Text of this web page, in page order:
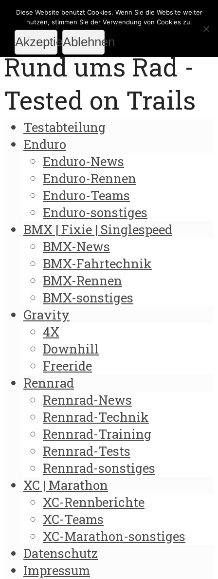
Rund ums Rad -
Tested on Trails
Testabteilung
Enduro
Enduro-News
Enduro-Rennen
Enduro-Teams
Enduro-sonstiges
BMX | Fixie | Singlespeed
BMX-News
BMX-Fahrtechnik
BMX-Rennen
BMX-sonstiges
Gravity
4X
Downhill
Freeride
Rennrad
Rennrad-News
Rennrad-Technik
Rennrad-Training
Rennrad-Tests
Rennrad-sonstiges
XC | Marathon
XC-Rennberichte
XC-Teams
XC-Marathon-sonstiges
Datenschutz
Impressum
Diese Website benutzt Cookies. Wenn Sie die Website weiter
nutzen, stimmen Sie der Verwendung von Cookies zu.
AkzeptierenAblehnen